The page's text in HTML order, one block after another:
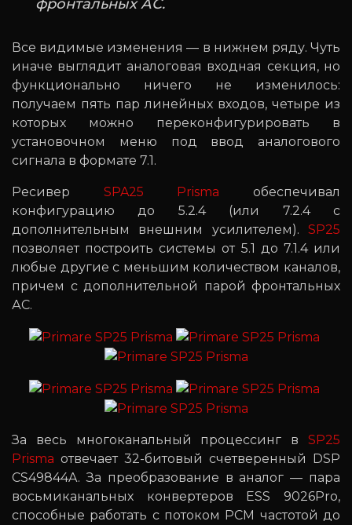
фронтальных АС.
Все видимые изменения — в нижнем ряду. Чуть
иначе выглядит аналоговая входная секция, но
функционально ничего не изменилось:
получаем пять пар линейных входов, четыре из
которых можно переконфигурировать в
установочном меню под ввод аналогового
сигнала в формате 7.1.
Ресивер SPA25 Prisma обеспечивал
конфигурацию до 5.2.4 (или 7.2.4 с
дополнительным внешним усилителем). SP25
позволяет построить системы от 5.1 до 7.1.4 или
любые другие с меньшим количеством каналов,
причем с дополнительной парой фронтальных
АС.
За весь многоканальный процессинг в SP25
Prisma отвечает 32-битовый счетверенный DSP
CS49844A. За преобразование в аналог — пара
восьмиканальных конвертеров ESS 9026Pro,
способные работать с потоком PCM частотой до